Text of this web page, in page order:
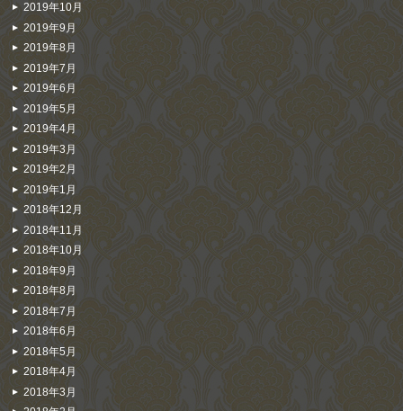
2019年10月
2019年9月
2019年8月
2019年7月
2019年6月
2019年5月
2019年4月
2019年3月
2019年2月
2019年1月
2018年12月
2018年11月
2018年10月
2018年9月
2018年8月
2018年7月
2018年6月
2018年5月
2018年4月
2018年3月